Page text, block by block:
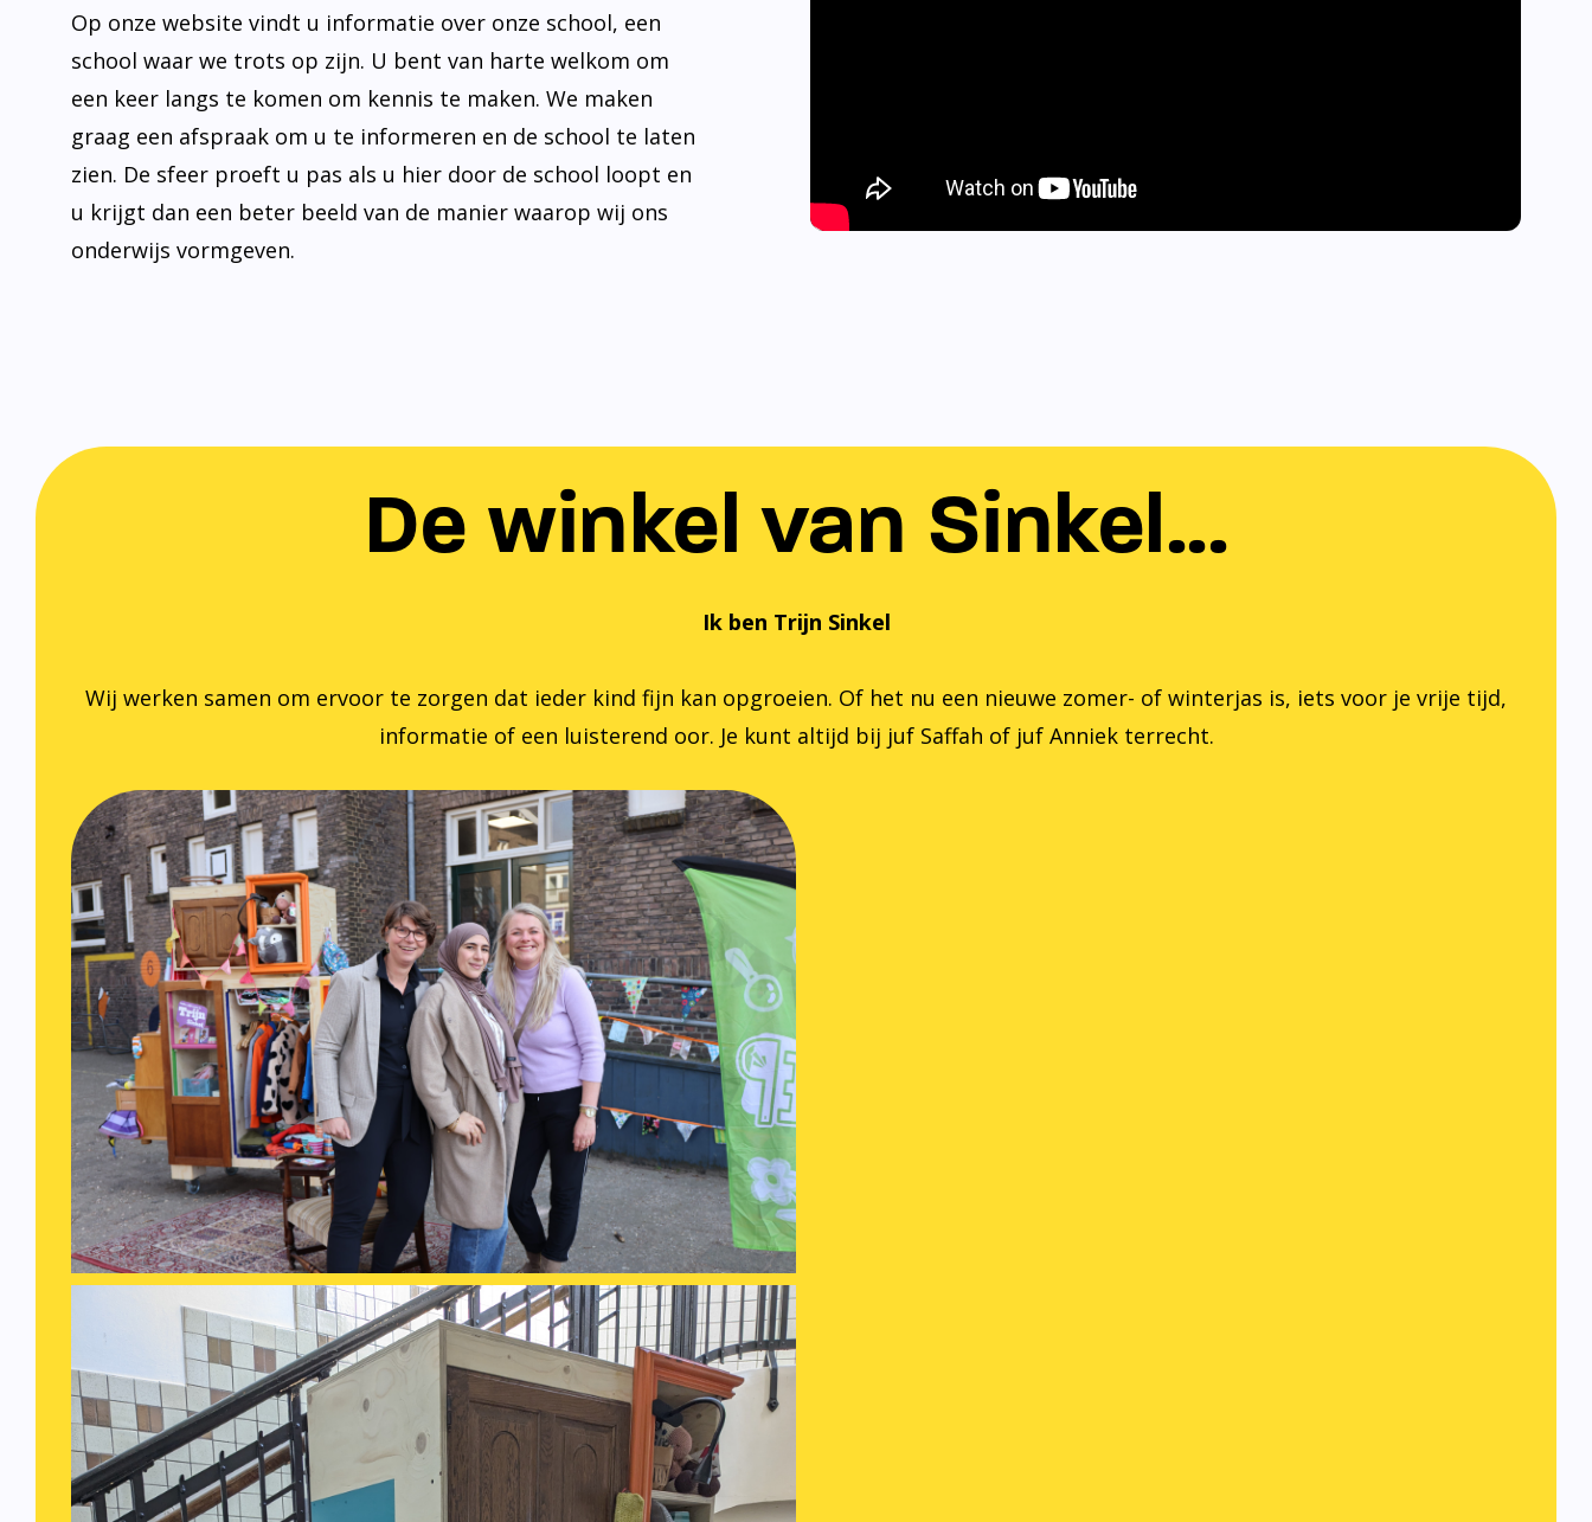
Op onze website vindt u informatie over onze school, een
school waar we trots op zijn. U bent van harte welkom om
een keer langs te komen om kennis te maken. We maken
graag een afspraak om u te informeren en de school te laten
zien. De sfeer proeft u pas als u hier door de school loopt en
u krijgt dan een beter beeld van de manier waarop wij ons
onderwijs vormgeven.
De winkel van Sinkel...
Ik ben Trijn Sinkel
Wij werken samen om ervoor te zorgen dat ieder kind fijn kan opgroeien. Of het nu een nieuwe zomer- of winterjas is, iets voor je vrije tijd,
informatie of een luisterend oor. Je kunt altijd bij juf Saffah of juf Anniek terrecht.